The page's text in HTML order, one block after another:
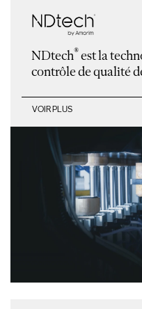
NDtech®est la
contrôle de qualité
VOIR PLUS